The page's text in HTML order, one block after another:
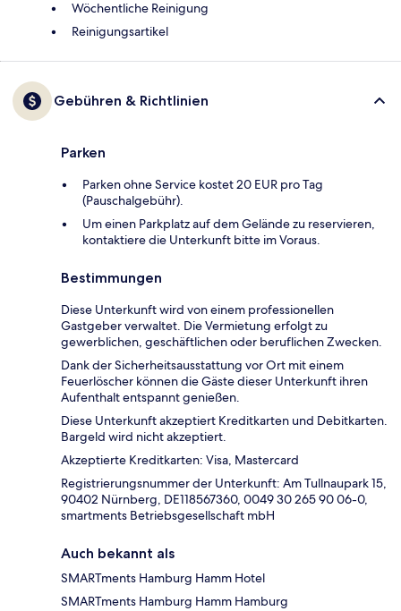
Wöchentliche Reinigung
Reinigungsartikel
Gebühren & Richtlinien
Parken
Parken ohne Service kostet 20 EUR pro Tag
(Pauschalgebühr).
Um einen Parkplatz auf dem Gelände zu reservieren,
kontaktiere die Unterkunft bitte im Voraus.
Bestimmungen
Diese Unterkunft wird von einem professionellen
Gastgeber verwaltet. Die Vermietung erfolgt zu
gewerblichen, geschäftlichen oder beruflichen Zwecken.
Dank der Sicherheitsausstattung vor Ort mit einem
Feuerlöscher können die Gäste dieser Unterkunft ihren
Aufenthalt entspannt genießen.
Diese Unterkunft akzeptiert Kreditkarten und Debitkarten.
Bargeld wird nicht akzeptiert.
Akzeptierte Kreditkarten: Visa, Mastercard
Registrierungsnummer der Unterkunft: Am Tullnaupark 15,
90402 Nürnberg, DE118567360, 0049 30 265 90 06-0,
smartments Betriebsgesellschaft mbH
Auch bekannt als
SMARTments Hamburg Hamm Hotel
SMARTments Hamburg Hamm Hamburg